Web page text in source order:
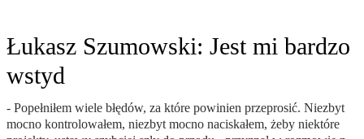
Łukasz Szumowski: Jest mi bardzo
wstyd
- Popełniłem wiele błędów, za które powinien przeprosić. Niezbyt
mocno kontrolowałem, niezbyt mocno naciskałem, żeby niektóre